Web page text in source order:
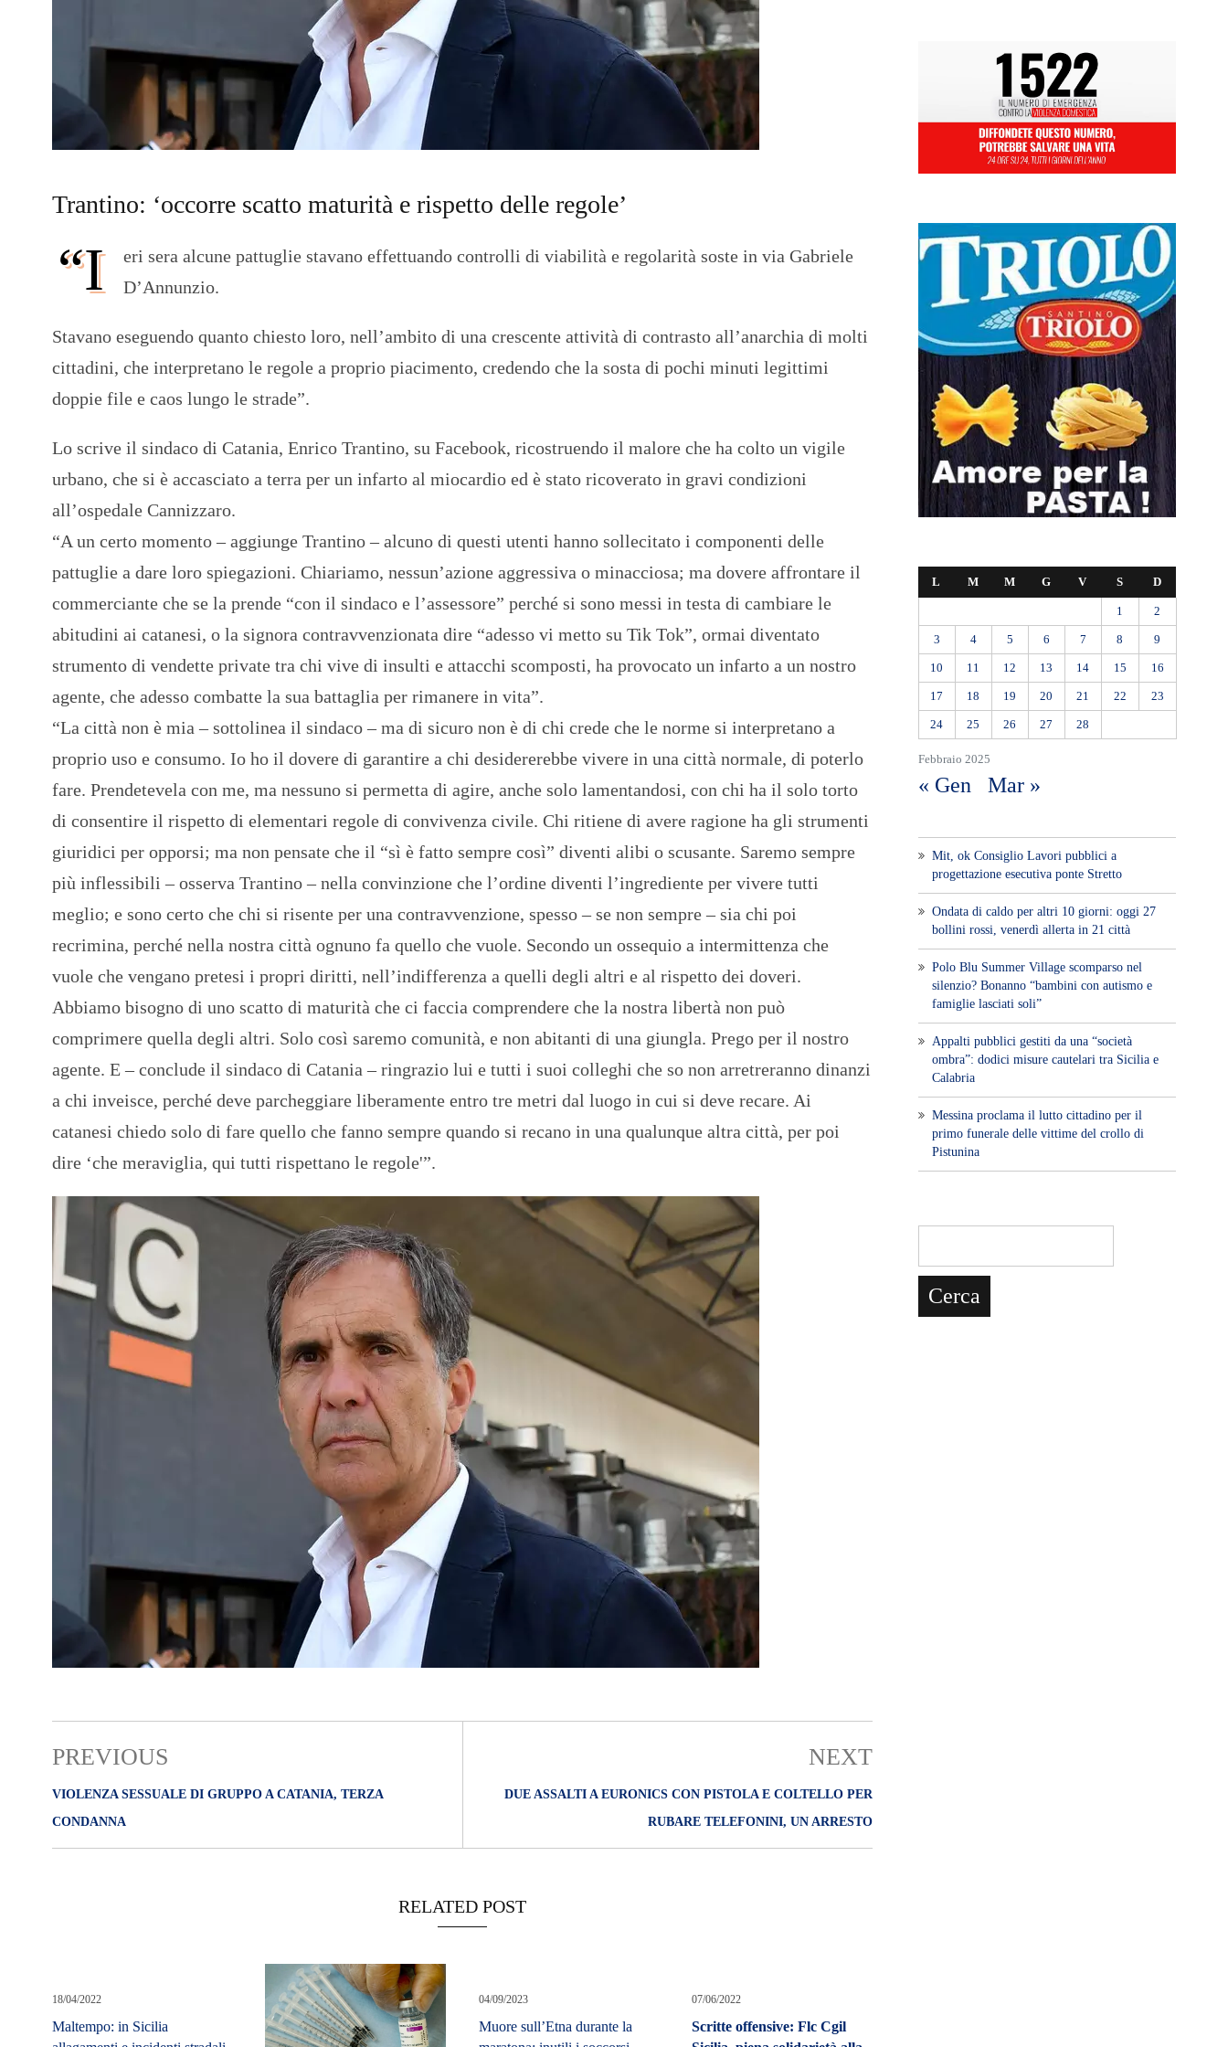
O
R
T
R
Trantino: ‘occorre scatto maturità e rispetto delle regole’
“I
eri sera alcune pattuglie stavano effettuando controlli di viabilità e regolarità soste in via Gabriele
D’Annunzio.
Stavano eseguendo quanto chiesto loro, nell’ambito di una crescente attività di contrasto all’anarchia di molti
cittadini, che interpretano le regole a proprio piacimento, credendo che la sosta di pochi minuti legittimi
doppie file e caos lungo le strade”.
Lo scrive il sindaco di Catania, Enrico Trantino, su Facebook, ricostruendo il malore che ha colto un vigile
urbano, che si è accasciato a terra per un infarto al miocardio ed è stato ricoverato in gravi condizioni
all’ospedale Cannizzaro.
“A un certo momento – aggiunge Trantino – alcuno di questi utenti hanno sollecitato i componenti delle
pattuglie a dare loro spiegazioni. Chiariamo, nessun’azione aggressiva o minacciosa; ma dovere affrontare il
commerciante che se la prende “con il sindaco e l’assessore” perché si sono messi in testa di cambiare le
abitudini ai catanesi, o la signora contravvenzionata dire “adesso vi metto su Tik Tok”, ormai diventato
strumento di vendette private tra chi vive di insulti e attacchi scomposti, ha provocato un infarto a un nostro
agente, che adesso combatte la sua battaglia per rimanere in vita”.
“La città non è mia – sottolinea il sindaco – ma di sicuro non è di chi crede che le norme si interpretano a
proprio uso e consumo. Io ho il dovere di garantire a chi desidererebbe vivere in una città normale, di poterlo
fare. Prendetevela con me, ma nessuno si permetta di agire, anche solo lamentandosi, con chi ha il solo torto
di consentire il rispetto di elementari regole di convivenza civile. Chi ritiene di avere ragione ha gli strumenti
giuridici per opporsi; ma non pensate che il “sì è fatto sempre così” diventi alibi o scusante. Saremo sempre
più inflessibili – osserva Trantino – nella convinzione che l’ordine diventi l’ingrediente per vivere tutti
meglio; e sono certo che chi si risente per una contravvenzione, spesso – se non sempre – sia chi poi
recrimina, perché nella nostra città ognuno fa quello che vuole. Secondo un ossequio a intermittenza che
vuole che vengano pretesi i propri diritti, nell’indifferenza a quelli degli altri e al rispetto dei doveri.
Abbiamo bisogno di uno scatto di maturità che ci faccia comprendere che la nostra libertà non può
comprimere quella degli altri. Solo così saremo comunità, e non abitanti di una giungla. Prego per il nostro
agente. E – conclude il sindaco di Catania – ringrazio lui e tutti i suoi colleghi che so non arretreranno dinanzi
a chi inveisce, perché deve parcheggiare liberamente entro tre metri dal luogo in cui si deve recare. Ai
catanesi chiedo solo di fare quello che fanno sempre quando si recano in una qualunque altra città, per poi
dire ‘che meraviglia, qui tutti rispettano le regole'”.
PREVIOUS
VIOLENZA SESSUALE DI GRUPPO A CATANIA, TERZA
CONDANNA
NEXT
DUE ASSALTI A EURONICS CON PISTOLA E COLTELLO PER
RUBARE TELEFONINI, UN ARRESTO
RELATED POST
18/04/2022
Maltempo: in Sicilia
04/09/2023
Muore sull’Etna durante la
07/06/2022
Scritte offensive: Flc Cgil
Febbraio 2025
L M M G V S D
1 2
3 4 5 6 7 8 9
10 11 12 13 14 15 16
17 18 19 20 21 22 23
24 25 26 27 28
« Gen Mar »
Mit, ok Consiglio Lavori pubblici a
progettazione esecutiva ponte Stretto
Ondata di caldo per altri 10 giorni: oggi 27
bollini rossi, venerdì allerta in 21 città
Polo Blu Summer Village scomparso nel
silenzio? Bonanno “bambini con autismo e
famiglie lasciati soli”
Appalti pubblici gestiti da una “società
ombra”: dodici misure cautelari tra Sicilia e
Calabria
Messina proclama il lutto cittadino per il
primo funerale delle vittime del crollo di
Pistunina